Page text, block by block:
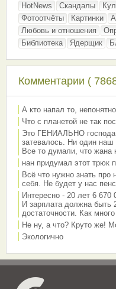
HotNews
Скандалы
Фотоотчёты
Картинки
Любовь и отношения
Библиотека
Ядерщик
Комментарии (
А кто напал то, непонятно
Что с планетой не так
Это ГЕНИАЛЬНО господа.
затевалось. Ни один
Все то думали, что жана
нан придумал этот трюк
Всё что нужно знать про
себя. Не будет у нас
Интересно - 20 лет 6 670
И зарплата должна быть
достаточности. Как
Не ну, а что? Круто же!
Экологично